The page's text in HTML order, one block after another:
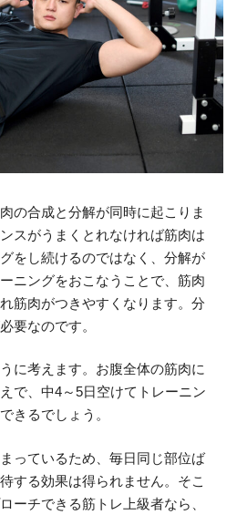
の合成と分解が同時に起こりま
スがうまくとれなければ筋肉は
をし続けるのではなく、分解が
ニングをおこなうことで、筋肉
筋肉がつきやすくなります。分
要なのです。
に考えます。お腹全体の筋肉に
で、中4～5日空けてトレーニン
きるでしょう。
っているため、毎日同じ部位ば
する効果は得られません。そこ
ーチできる筋トレ上級者なら、